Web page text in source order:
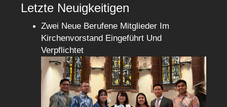
Letzte Neuigkeitigen
Zwei Neue Berufene Mitglieder Im
Kirchenvorstand Eingeführt Und
Verpflichtet